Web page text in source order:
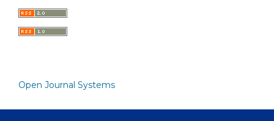
Open Journal Systems